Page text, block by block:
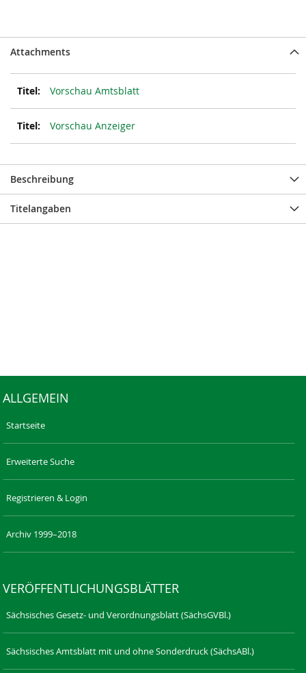
Attachments
Vorschau Amtsblatt
Vorschau Anzeiger
Beschreibung
Titelangaben
ALLGEMEIN
Startseite
Erweiterte Suche
Registrieren & Login
Archiv 1999–2018
VERÖFFENTLICHUNGSBLÄTTER
Sächsisches Gesetz- und Verordnungsblatt (SächsGVBl.)
Sächsisches Amtsblatt mit und ohne Sonderdruck (SächsABl.)